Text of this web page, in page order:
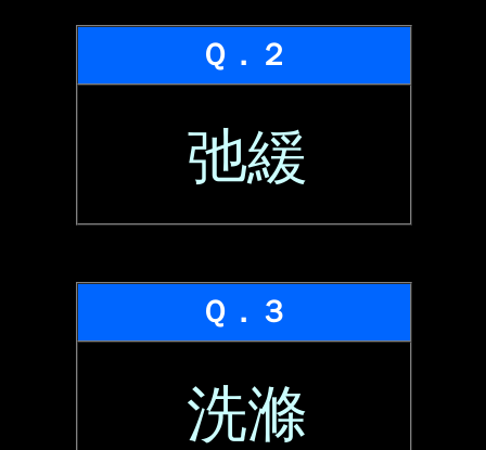
Ｑ．２
弛緩
Ｑ．３
洗滌